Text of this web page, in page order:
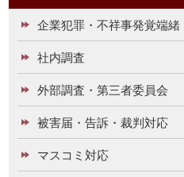
企業犯罪・不祥事発覚端緒
社内調査
外部調査・第三者委員会
被害届・告訴・裁判対応
マスコミ対応